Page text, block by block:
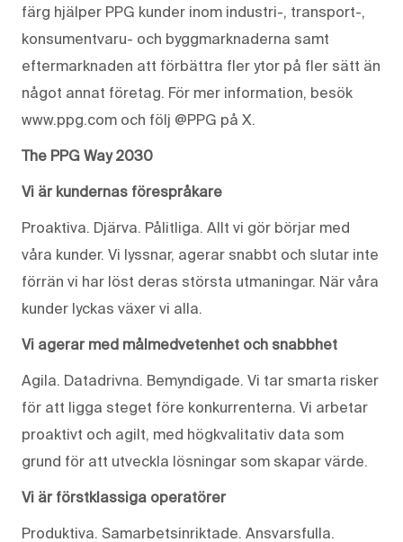
färg hjälper PPG kunder inom industri-, transport-,
konsumentvaru- och byggmarknaderna samt
eftermarknaden att förbättra fler ytor på fler sätt än
något annat företag. För mer information, besök
www.ppg.com och följ @PPG på X.
The PPG Way 2030
Vi är kundernas förespråkare
Proaktiva. Djärva. Pålitliga. Allt vi gör börjar med
våra kunder. Vi lyssnar, agerar snabbt och slutar inte
förrän vi har löst deras största utmaningar. När våra
kunder lyckas växer vi alla.
Vi agerar med målmedvetenhet och snabbhet
Agila. Datadrivna. Bemyndigade. Vi tar smarta risker
för att ligga steget före konkurrenterna. Vi arbetar
proaktivt och agilt, med högkvalitativ data som
grund för att utveckla lösningar som skapar värde.
Vi är förstklassiga operatörer
Produktiva. Samarbetsinriktade. Ansvarsfulla.